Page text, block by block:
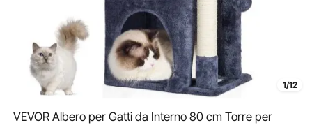
1/12
VEVOR Albero per Gatti da Interno 80 cm Torre per